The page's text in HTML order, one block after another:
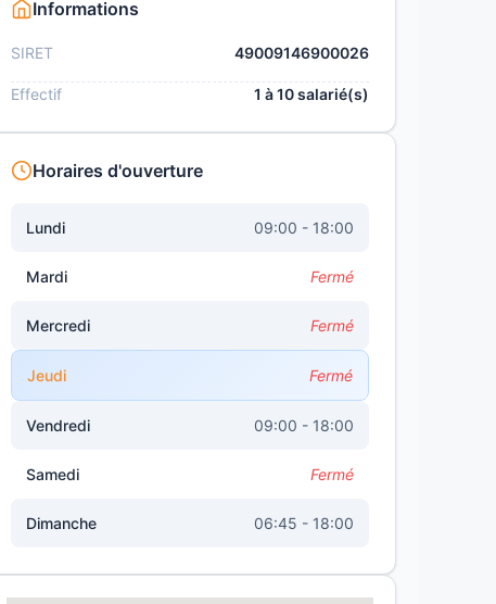
Informations
SIRET 49009146900026
Effectif 1 à 10 salarié(s)
Horaires d'ouverture
Lundi 09:00 - 18:00
Mardi Fermé
Mercredi Fermé
Jeudi Fermé
Vendredi 09:00 - 18:00
Samedi Fermé
Dimanche 06:45 - 18:00